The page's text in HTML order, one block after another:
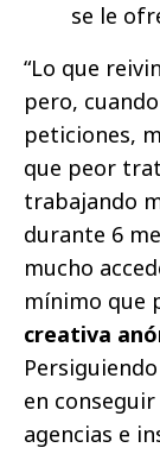
se le
“Lo que
pero,
peticiones,
que peor
trabajando
durante 6
mucho
mínimo que
creativa
en
agencias e